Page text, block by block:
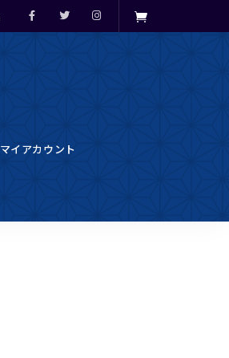
マイアカウント